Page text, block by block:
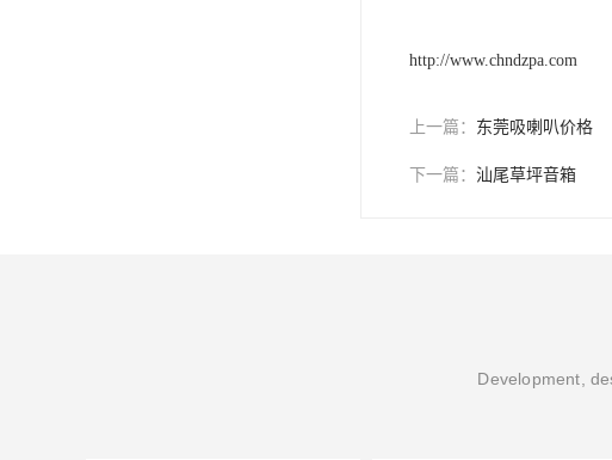
http://www.chndzpa.com
上一篇： 东莞吸喇叭价格
下一篇： 汕尾草坪音箱
Development,